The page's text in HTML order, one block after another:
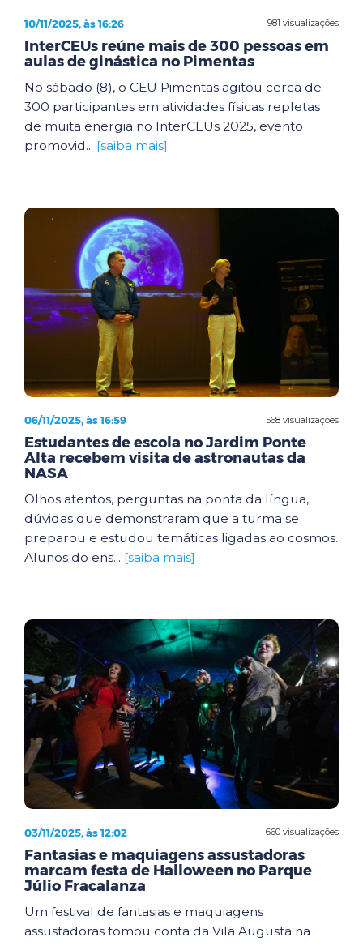
981 visualizações
10/11/2025, às 16:26
InterCEUs reúne mais de 300 pessoas em
aulas de ginástica no Pimentas
No sábado (8), o CEU Pimentas agitou cerca de
300 participantes em atividades físicas repletas
de muita energia no InterCEUs 2025, evento
promovid... [saiba mais]
568 visualizações
06/11/2025, às 16:59
Estudantes de escola no Jardim Ponte
Alta recebem visita de astronautas da
NASA
Olhos atentos, perguntas na ponta da língua,
dúvidas que demonstraram que a turma se
preparou e estudou temáticas ligadas ao cosmos.
Alunos do ens... [saiba mais]
660 visualizações
03/11/2025, às 12:02
Fantasias e maquiagens assustadoras
marcam festa de Halloween no Parque
Júlio Fracalanza
Um festival de fantasias e maquiagens
assustadoras tomou conta da Vila Augusta na